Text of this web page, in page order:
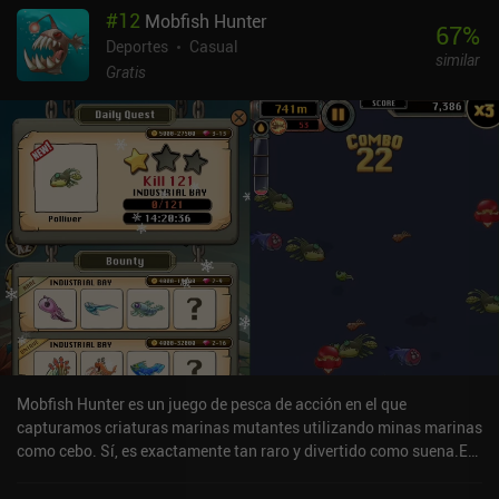
difícil. Sin embargo, aunque los controles son sencillos e
intuitivos, empiezan a resultar algo quisquillosos e incoherentes a
medida que avanzamos y tratamos de ejecutar trucos específicos,
Los verdaderos entusiastas del hardcore podrían disfrutar
pasando largas horas dominándolos. El juego también es
compatible con mandos. True Skate es un juego premium de 1,99 $
con varios iAPs para parques adicionales, y una suscripción para
acceder a un editor de niveles y más. técnicamente se pueden
desbloquear 8 parques de forma gratuita, pero gastar la moneda
del juego para desbloquear solo uno de ellos llevaría docenas de
horas de juego repetido. Muchos otros parques sólo pueden
comprarse con dinero real. La monetización es mi verdadera queja
con este juego. Aunque la falta de contenido en el juego base me
echó para atrás, merece la pena probarlo para los fans acérrimos
del skate que estén dispuestos a gastar un poco para sacar el
máximo partido al juego.
#12 Mobfish Hunter
Deportes
Casual
Gratis
67%
similar
Mobfish Hunter es un juego de pesca de acción en el que
capturamos criaturas marinas mutantes utilizando minas marinas
como cebo. Sí, es exactamente tan raro y divertido como suena.En